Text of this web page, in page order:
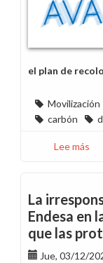
el plan de
Movilización
carbón
Lee más
de
5
el
La
Endesa en
que las
Jue, 03/12/